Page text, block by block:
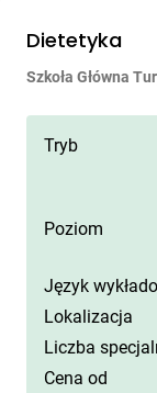
Dietetyka
Szkoła Główna
Tryb
Poziom
Język
Lokalizacja
Liczba
Cena od